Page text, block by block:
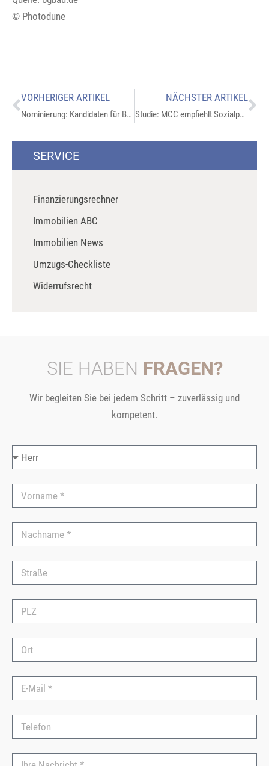
© Photodune
VORHERIGER ARTIKEL
Nominierung: Kandidaten für Bundespreis Ecodesign 2022 bekanntgegeben
NÄCHSTER ARTIKEL
Studie: MCC empfiehlt Sozialpaket
SERVICE
Finanzierungsrechner
Immobilien ABC
Immobilien News
Umzugs-Checkliste
Widerrufsrecht
SIE HABEN FRAGEN?
Wir begleiten Sie bei jedem Schritt – zuverlässig und
kompetent.